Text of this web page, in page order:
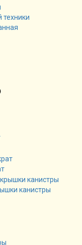
канистры